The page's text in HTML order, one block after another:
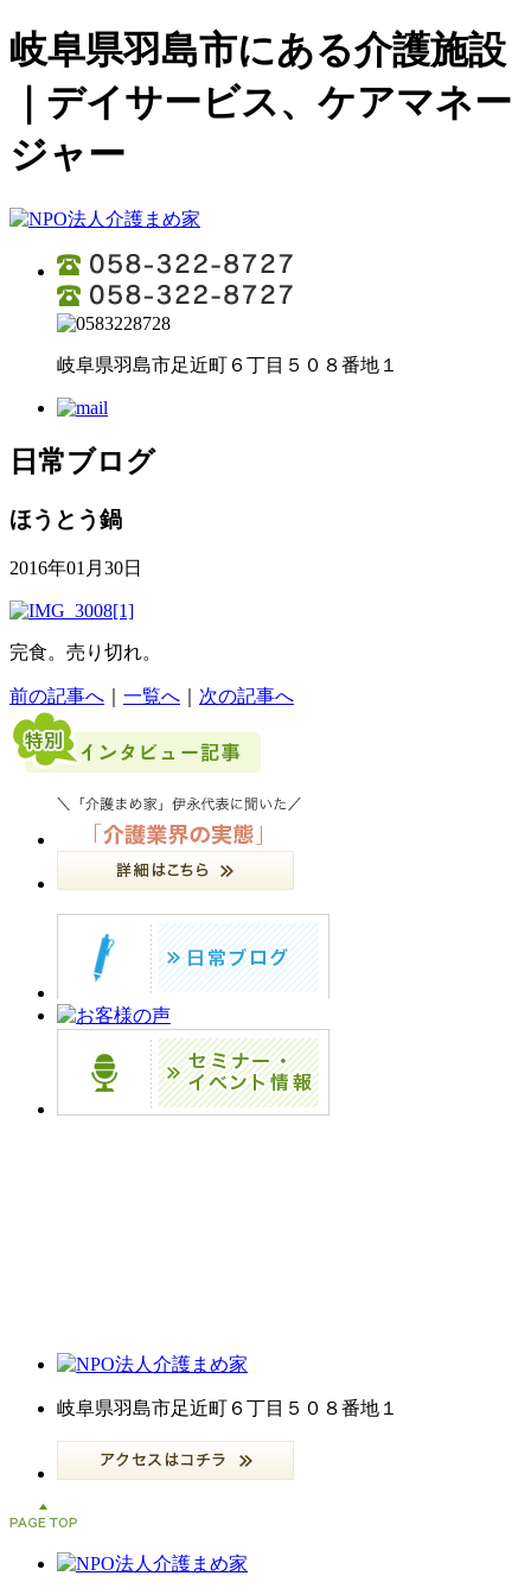
岐阜県羽島市にある介護施設
｜デイサービス、ケアマネー
ジャー
岐阜県羽島市足近町６丁目５０８番地１
日常ブログ
ほうとう鍋
2016年01月30日
完食。売り切れ。
前の記事へ 一覧へ 次の記事へ
岐阜県羽島市足近町６丁目５０８番地１